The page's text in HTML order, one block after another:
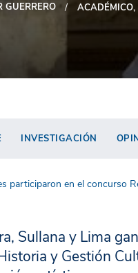
GUERRERO ACADÉMICO
INVESTIGACIÓN
participaron en el concurso
Sullana y Lima
y Gestión